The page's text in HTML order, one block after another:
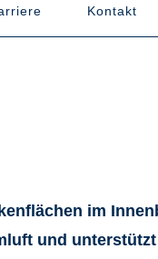
Kontakt
im
und